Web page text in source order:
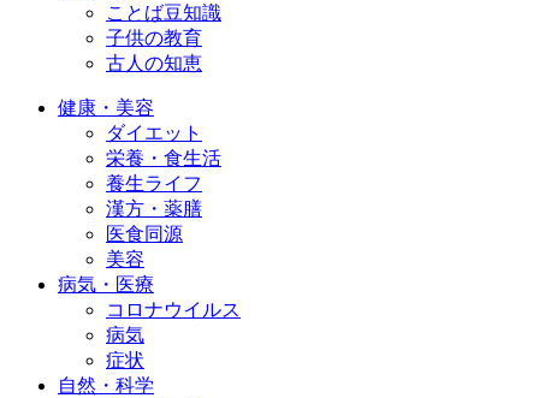
ことば豆知識
子供の教育
古人の知恵
健康・美容
ダイエット
栄養・食生活
養生ライフ
漢方・薬膳
医食同源
美容
病気・医療
コロナウイルス
病気
症状
自然・科学